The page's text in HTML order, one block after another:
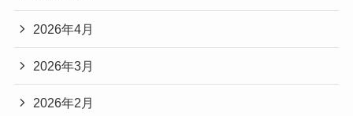
2026年4月
2026年3月
2026年2月